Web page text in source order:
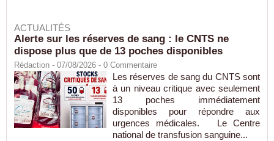
ACTUALITÉS
Alerte sur les réserves de sang : le CNTS ne
dispose plus que de 13 poches disponibles
Rédaction - 07/08/2026 - 0 Commentaire
Les réserves de sang du CNTS sont
à un niveau critique avec seulement
13 poches immédiatement
disponibles pour répondre aux
urgences médicales. Le Centre
national de transfusion sanguine...